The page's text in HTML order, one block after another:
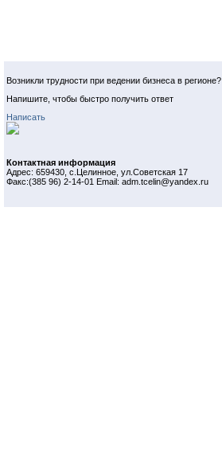
Возникли трудности при ведении бизнеса в регионе?
Напишите, чтобы быстро получить ответ
Написать
Контактная информация
Адрес: 659430, с.Целинное, ул.Советская 17
Факс:(385 96) 2-14-01 Email: adm.tcelin@yandex.ru